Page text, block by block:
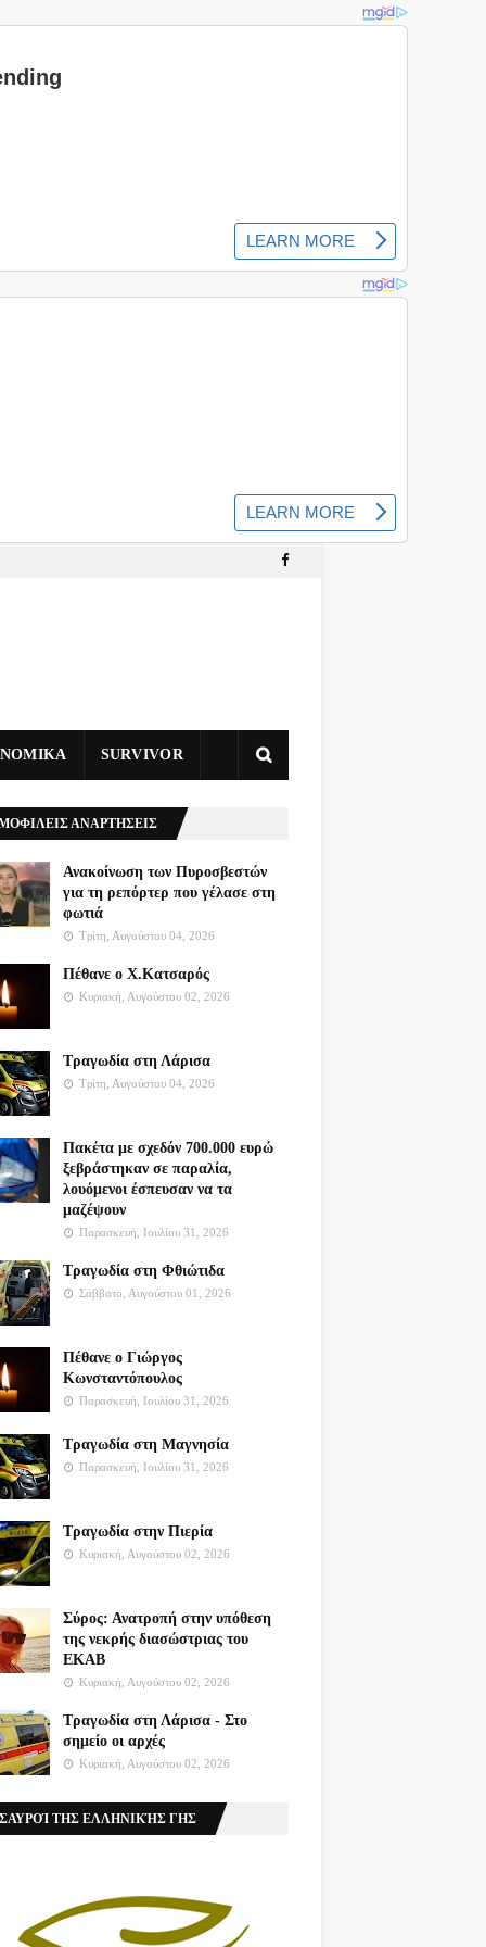
SURVIVOR
ΑΝΑΡΤΗΣΕΙΣ
Ανακοίνωση των Πυροσβεστών
για τη ρεπόρτερ που γέλασε στη
φωτιά
Τρίτη, Αυγούστου 04, 2026
Πέθανε ο Χ.Κατσαρός
Κυριακή, Αυγούστου 02, 2026
Τραγωδία στη Λάρισα
Τρίτη, Αυγούστου 04, 2026
Πακέτα με σχεδόν 700.000 ευρώ
ξεβράστηκαν σε παραλία,
λουόμενοι έσπευσαν να τα
μαζέψουν
Παρασκευή, Ιουλίου 31, 2026
Τραγωδία στη Φθιώτιδα
Σάββατο, Αυγούστου 01, 2026
Πέθανε ο Γιώργος
Κωνσταντόπουλος
Παρασκευή, Ιουλίου 31, 2026
Τραγωδία στη Μαγνησία
Παρασκευή, Ιουλίου 31, 2026
Τραγωδία στην Πιερία
Κυριακή, Αυγούστου 02, 2026
Σύρος: Ανατροπή στην υπόθεση
της νεκρής διασώστριας του
ΕΚΑΒ
Κυριακή, Αυγούστου 02, 2026
Τραγωδία στη Λάρισα - Στο
σημείο οι αρχές
Κυριακή, Αυγούστου 02, 2026
ΤΗΣ ΕΛΛΗΝΙΚΉΣ ΓΗΣ